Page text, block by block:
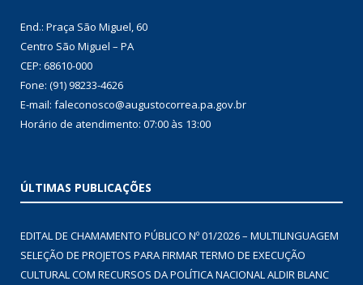
End.: Praça São Miguel, 60
Centro São Miguel – PA
CEP: 68610-000
Fone: (91) 98233-4626
E-mail: faleconosco@augustocorrea.pa.gov.br
Horário de atendimento: 07:00 às 13:00
ÚLTIMAS PUBLICAÇÕES
EDITAL DE CHAMAMENTO PÚBLICO Nº 01/2026 – MULTILINGUAGEM
SELEÇÃO DE PROJETOS PARA FIRMAR TERMO DE EXECUÇÃO
CULTURAL COM RECURSOS DA POLÍTICA NACIONAL ALDIR BLANC